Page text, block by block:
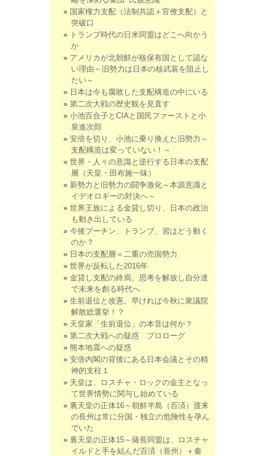
国家権力支配（法制共認＋官僚支配）と
突破口
トランプ時代の日米同盟はどこへ向かう
か
アメリカが北朝鮮が核保有国として認な
い理由～旧勢力は日本の核武装を阻止し
たい～
日本は今も腐敗した支配構造の中にいる
第二次大戦の歴史観を見直す
小池百合子とCIAと国民ファーストと小
泉進次郎
安倍を切り、小池に乗り換えた旧勢力～
支配構造は変っていない！～
世界・人々の意識と逆行する日本の支配
層（天皇・田布施一味）
新勢力と旧勢力の闘争激化～本源意識と
イデオロギーの対決へ～
世界王族による金貸し切り、日本の政治
も動き出している
今後プーチン、トランプ、習はどう動く
のか？
日本の支配層＝二重の売国勢力
世界が反転した2016年
金貸し支配の終焉。思考を解放し自分達
で未来を創る時代へ
生前退位と改憲。早ければ今秋に衆議院
解散総選挙！？
天皇家「生前退位」の本音は何か？
第二次大戦への疑惑 プロローグ
熊本地震への疑惑
安倍内閣の背後にある日本会議とその精
神的支柱１
天皇は、ロスチャ・ロックの金主となっ
て世界情勢に関与し始めている
裏天皇の正体16～朝鮮半島（百済）渡来
の長州は常に分国・独立の危険性を孕ん
でいた
裏天皇の正体15～薩長同盟は、ロスチャ
イルドと手を結んだ百済（長州）＋秦